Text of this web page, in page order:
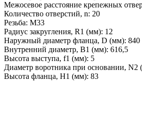
Межосевое расстояние крепежных
Количество отверстий, n: 20
Резьба: M33
Радиус закругления, R1 (мм): 12
Наружный диаметр фланца, D (мм): 840
Внутренний диаметр, B1 (мм): 616,5
Высота выступа, f1 (мм): 5
Диаметр воротника при основании, N2
Высота фланца, Н1 (мм): 83